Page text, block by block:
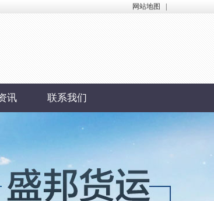
网站地图
讯 联系我们